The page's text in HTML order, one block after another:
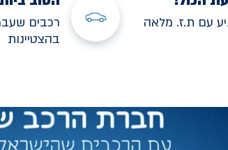
עם ת.ז. מלאה
רכבים
בהצטיינות